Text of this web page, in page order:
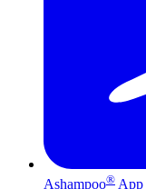
Ashampoo® App